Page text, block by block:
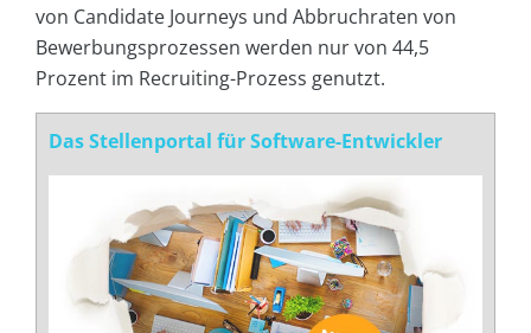
von Candidate Journeys und Abbruchraten von
Bewerbungsprozessen werden nur von 44,5
Prozent im Recruiting-Prozess genutzt.
Das Stellenportal für Software-Entwickler